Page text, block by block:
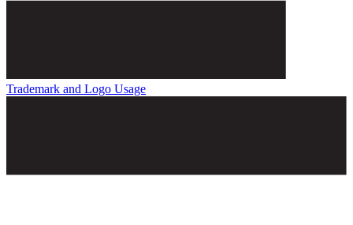
Trademark and Logo Usage